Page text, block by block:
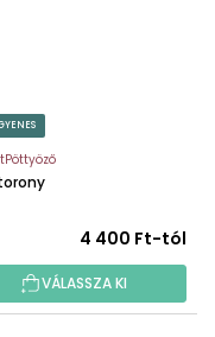
4 400 Ft-tól
VÁLASSZA KI